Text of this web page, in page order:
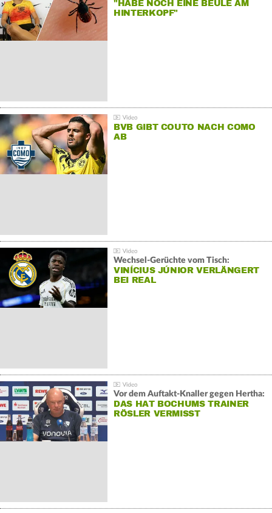
"HABE NOCH EINE BEULE AM
HINTERKOPF"
BVB GIBT COUTO NACH COMO
AB
Wechsel-Gerüchte vom Tisch:
VINÍCIUS JÚNIOR VERLÄNGERT
BEI REAL
Vor dem Auftakt-Knaller gegen Hertha:
DAS HAT BOCHUMS TRAINER
RÖSLER VERMISST